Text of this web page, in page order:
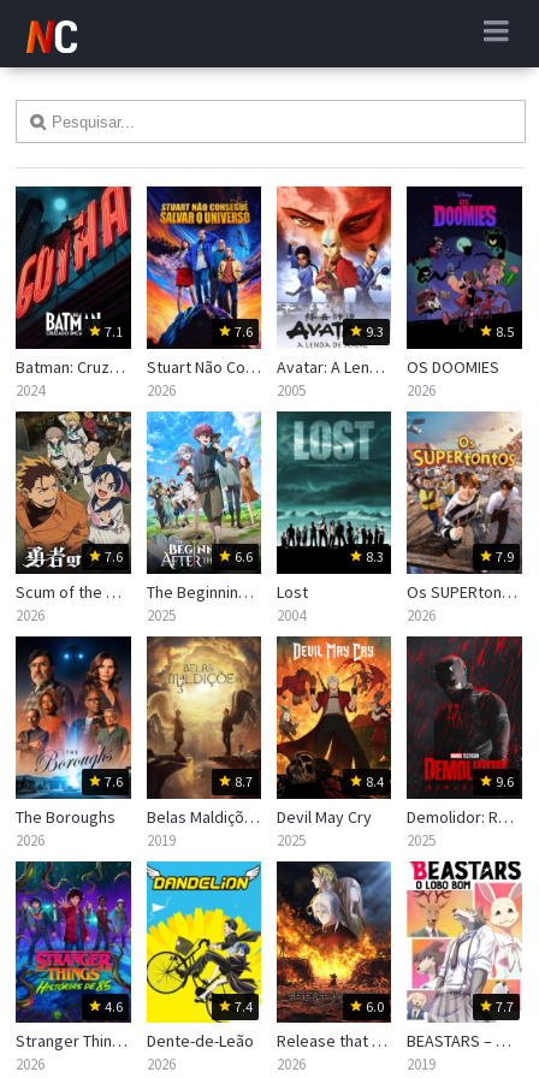
7.1
Batman: Cruzado Encapuzado
2024
7.6
Stuart Não Consegue Salvar o Universo
2026
9.3
Avatar: A Lenda de Aang
2005
8.5
OS DOOMIES
2026
7.6
Scum of the Brave
2026
6.6
The Beginning After the End
2025
8.3
Lost
2004
7.9
Os SUPERtontos
2026
7.6
The Boroughs
2026
8.7
Belas Maldições (Good Omens)
2019
8.4
Devil May Cry
2025
9.6
Demolidor: Renascido
2025
4.6
Stranger Things: Histórias de 85
2026
7.4
Dente-de-Leão
2026
6.0
Release that Witch
2026
7.7
BEASTARS – O Lobo Bom
2019